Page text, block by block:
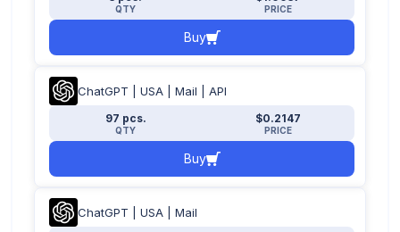
QTY PRICE
Buy
ChatGPT | USA | Mail | API
97 pcs.
QTY
$0.2147
PRICE
Buy
ChatGPT | USA | Mail